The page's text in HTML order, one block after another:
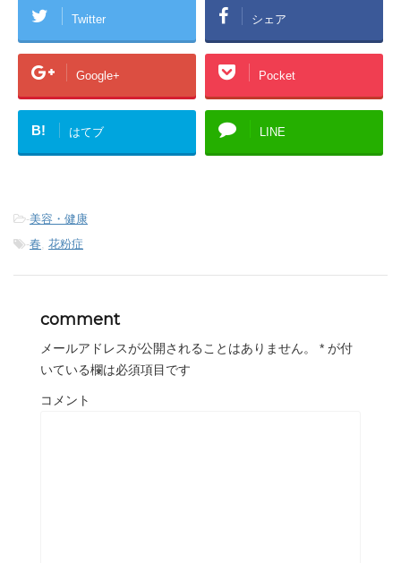
Twitter シェア
Google+ Pocket
B! はてブ LINE
-美容・健康
-春, 花粉症
comment
メールアドレスが公開されることはありません。 * が付
いている欄は必須項目です
コメント